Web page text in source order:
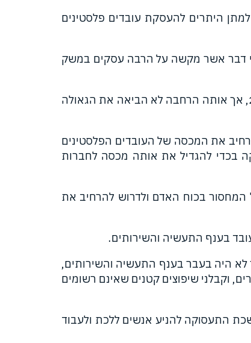
היתרים להעסקת עובדים פלסטינים
דבר אשר מקשה על הרבה עסקים במשק
בהודעה מאוד דרמטית יצאו בלשכת האוכלוסין וההגירה שהם מרחיבים את המכסה החל מחודש אוקטובר 2021, אך אותה הרחבה לא הביאה את הגאולה
את המכסה של העובדים הפלסטינים
בכדי להגדיל את אותה מכסה לחברות
המחסור בכוח האדם ולדרוש להרחיב את
חודש אוגוסט תוגדל המכסה לעוד 1,000 עובדים, דבר אשר לא היה בעבר בענף התעשיה והשירותים,
וקבלני שיפוצים קטנים שאינם רשומים
התעסוקה להניע אנשים ללכת ולעבוד